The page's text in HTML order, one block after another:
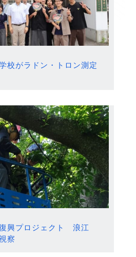
校がラドン・トロン測定
興プロジェクト 浪江
察